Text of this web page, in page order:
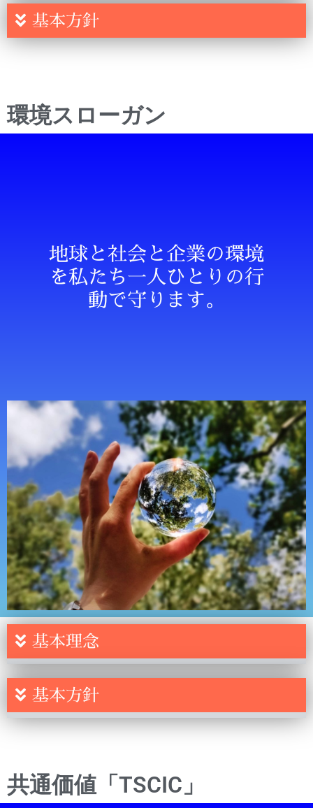
基本方針
環境スローガン
地球と社会と企業の環境
を私たち一人ひとりの行
動で守ります。
基本理念
基本方針
共通価値「TSCIC」